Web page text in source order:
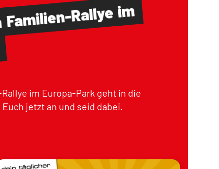
Familien-Rallyeim
im Europa-Park geht in die
jetzt an und seid dabei.